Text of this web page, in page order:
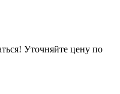
Уточняйте цену по